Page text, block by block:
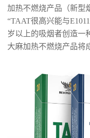
加热不燃烧产品（新型
“TAAT很高兴能与
岁以上的吸烟者创造一
大麻加热不燃烧产品将